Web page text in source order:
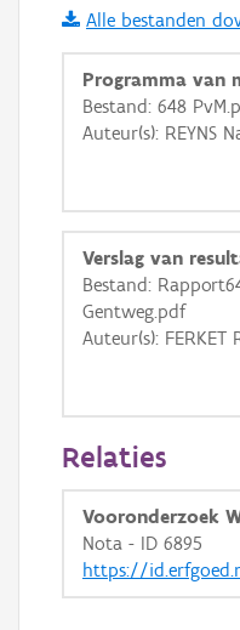
i
+ −
Basis Lagen
Ortho
GRB-Basiskaart
GRB-
Alle bestanden
Programma van
Bestand: 648
Auteur(s): REYNS
Verslag van
Bestand:
Gentweg.pdf
Auteur(s): FERKET
Relaties
Vooronderzoek
Nota - ID 6895
https://